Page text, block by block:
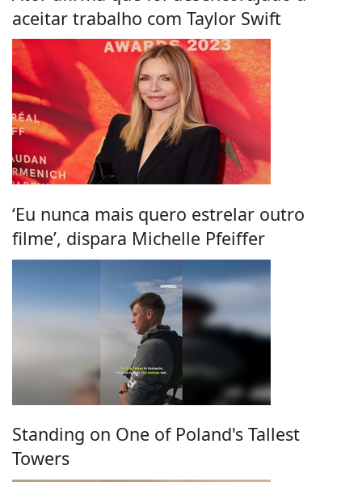
aceitar trabalho com Taylor Swift
‘Eu nunca mais quero estrelar outro
filme’, dispara Michelle Pfeiffer
Standing on One of Poland's Tallest
Towers